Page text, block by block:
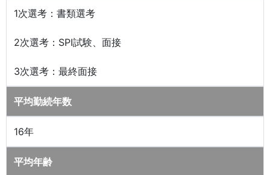
1次選考：書類選考
2次選考：SPI試験、面接
3次選考：最終面接
平均勤続年数
16年
平均年齢